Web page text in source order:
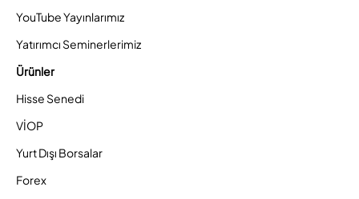
YouTube Yayınlarımız
Yatırımcı Seminerlerimiz
Ürünler
Hisse Senedi
VİOP
Yurt Dışı Borsalar
Forex